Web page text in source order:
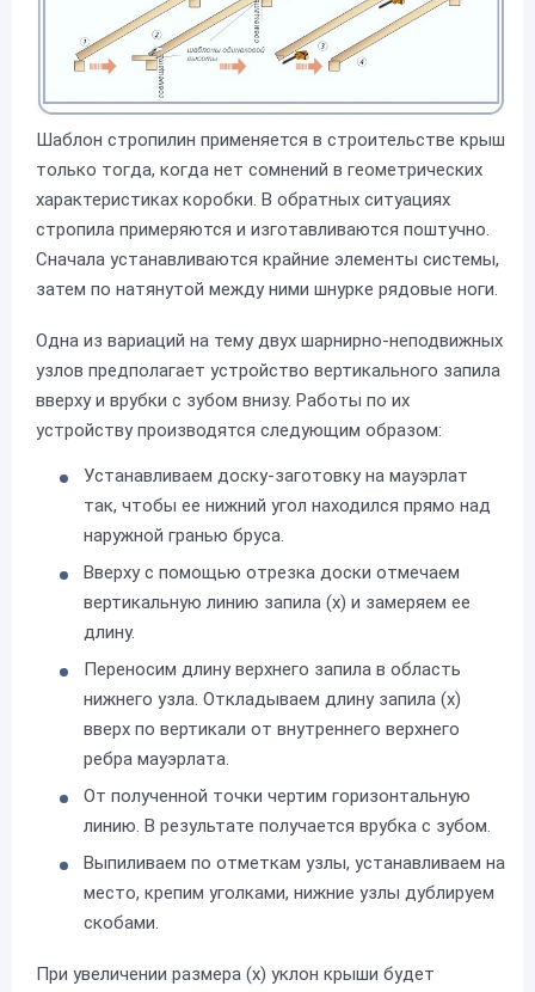
Шаблон стропилин применяется в строительстве крыш
только тогда, когда нет сомнений в геометрических
характеристиках коробки. В обратных ситуациях
стропила примеряются и изготавливаются поштучно.
Сначала устанавливаются крайние элементы системы,
затем по натянутой между ними шнурке рядовые ноги.
Одна из вариаций на тему двух шарнирно-неподвижных
узлов предполагает устройство вертикального запила
вверху и врубки с зубом внизу. Работы по их
устройству производятся следующим образом:
Устанавливаем доску-заготовку на мауэрлат
так, чтобы ее нижний угол находился прямо над
наружной гранью бруса.
Вверху с помощью отрезка доски отмечаем
вертикальную линию запила (х) и замеряем ее
длину.
Переносим длину верхнего запила в область
нижнего узла. Откладываем длину запила (х)
вверх по вертикали от внутреннего верхнего
ребра мауэрлата.
От полученной точки чертим горизонтальную
линию. В результате получается врубка с зубом.
Выпиливаем по отметкам узлы, устанавливаем на
место, крепим уголками, нижние узлы дублируем
скобами.
При увеличении размера (х) уклон крыши будет